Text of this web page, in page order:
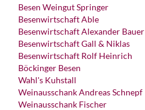
Besen Weingut Springer
Besenwirtschaft Able
Besenwirtschaft Alexander Bauer
Besenwirtschaft Gall & Niklas
Besenwirtschaft Rolf Heinrich
Böckinger Besen
Wahl's Kuhstall
Weinausschank Andreas Schnepf
Weinausschank Fischer